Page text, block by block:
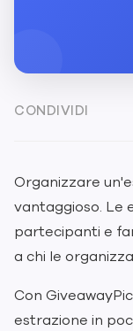
CONDIVIDI
Organizzare
vantaggioso. Le
partecipanti e
a chi le
Con
estrazione in